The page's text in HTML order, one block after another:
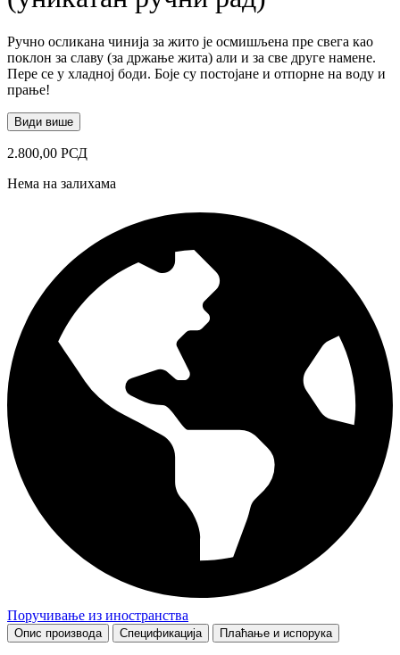
Ручно осликана чинија за жито је осмишљена пре свега као
поклон за славу (за држање жита) али и за све друге намене.
Пере се у хладној боди. Боје су постојане и отпорне на воду и
прање!
Види више
2.800,00 РСД
Нема на залихама
Поручивање из иностранства
Опис производа Спецификација Плаћање и испорука